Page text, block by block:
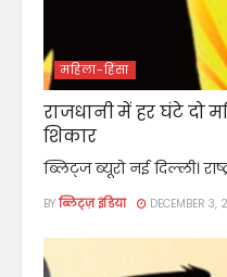
महिला-हिंसा
राजधानी में हर घंटे दो
शिकार
ब्लिट्ज ब्यूरो नई दिल्ली।
BY ब्लिट्ज़ इंडिया DECEMBER 3,